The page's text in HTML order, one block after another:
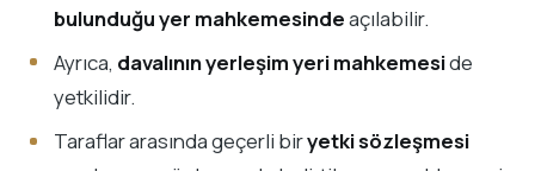
bulunduğu yer mahkemesindeaçılabilir.
Ayrıca, davalının yerleşim yeri mahkemeside
yetkilidir.
Taraflar arasında geçerli biryetki sözleşmesi